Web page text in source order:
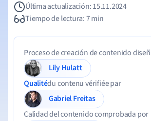
Última actualización: 15.11.2024
Tiempo de lectura: 7 min
Proceso de creación de contenido
Lily Hulatt
Qualitédu contenu vérifiée par
Gabriel Freitas
Calidad del contenido comprobada por